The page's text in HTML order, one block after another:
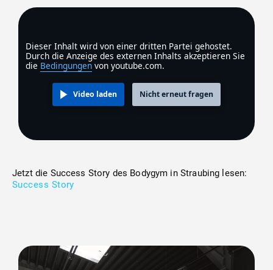
Dieser Inhalt wird von einer dritten Partei gehostet.
Durch die Anzeige des externen Inhalts akzeptieren Sie
die Bedingungen von youtube.com.
Video laden Nicht erneut fragen
Jetzt die Success Story des Bodygym in Straubing lesen:
Success Story